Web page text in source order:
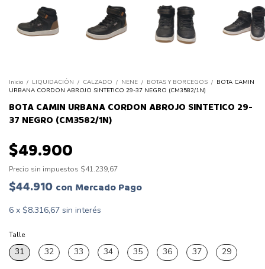
Inicio / LIQUIDACIÓN / CALZADO / NENE / BOTAS Y BORCEGOS / BOTA CAMIN
URBANA CORDON ABROJO SINTETICO 29-37 NEGRO (CM3582/1N)
BOTA CAMIN URBANA CORDON ABROJO SINTETICO 29-
37 NEGRO (CM3582/1N)
$49.900
Precio sin impuestos $41.239,67
$44.910 con Mercado Pago
6 x $8.316,67 sin interés
Talle
31 32 33 34 35 36 37 29